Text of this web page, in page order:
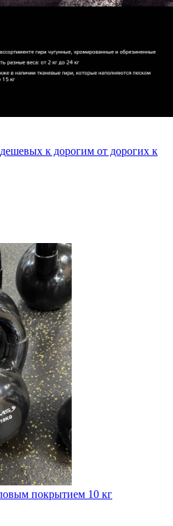
к дорогим от дорогих к
покрытием 10 кг